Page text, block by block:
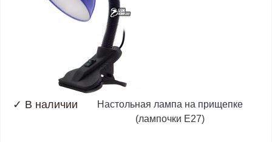
✓ В наличии
Настольная лампа на прищепке
(лампочки E27)